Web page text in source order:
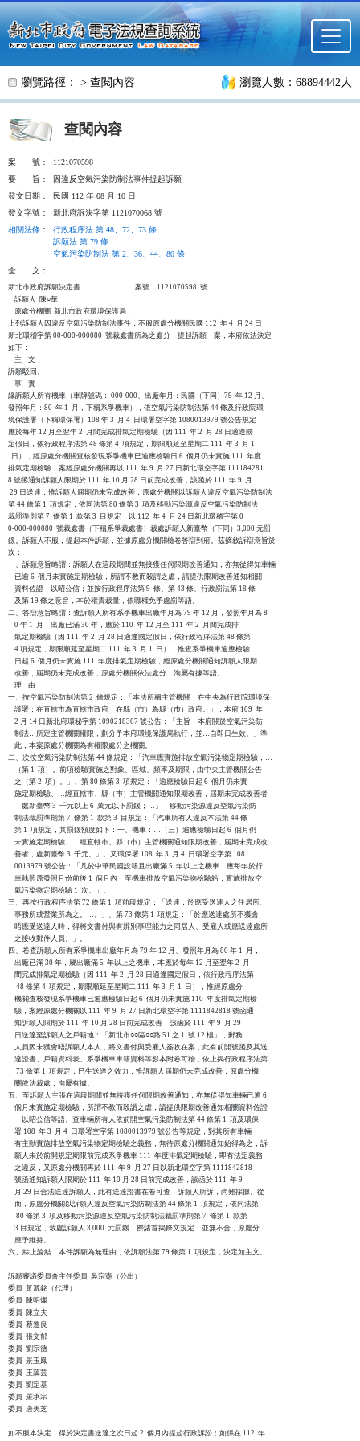
跳至主要內容
瀏覽路徑： > 查閱內容 瀏覽人數：68894442人
查閱內容
案 號：
1121070598
要
旨：
因違反空氣污染防制法事件提起訴願
發文日期：
民國 112 年 08 月 10 日
發文字號：
新北府訴決字第 1121070068 號
相關法條 ：
行政程序法 第 48、72、73 條
訴願法 第 79 條
空氣污染防制法 第 2、36、44、80 條
全
文：
新北市政府訴願決定書                                  案號：1121070598  號
    訴願人  陳○華
    原處分機關  新北市政府環境保護局
上列訴願人因違反空氣污染防制法事件，不服原處分機關民國 112  年 4  月 24 日
新北環稽字第 00-000-000080  號裁處書所為之處分，提起訴願一案，本府依法決定
如下：
    主    文
訴願駁回。
    事    實
緣訴願人所有機車（車牌號碼： 000-000、出廠年月：民國（下同）79  年 12 月、
發照年月：80  年 1  月，下稱系爭機車），依空氣污染防制法第 44 條及行政院環
境保護署（下稱環保署）108 年 3  月 4  日環署空字第 1080013979 號公告規定，
應於每年 12 月至翌年 2  月間完成排氣定期檢驗（因 111  年 2  月 28 日適逢國
定假日，依行政程序法第 48 條第 4  項規定，期限順延至星期二 111  年 3  月 1
  日），經原處分機關查核發現系爭機車已逾應檢驗日 6  個月仍未實施 111  年度
排氣定期檢驗，案經原處分機關再以 111  年 9  月 27 日新北環空字第 111184281
8 號函通知訴願人限期於 111  年 10 月 28 日前完成改善，該函於 111  年 9  月
29 日送達，惟訴願人屆期仍未完成改善，原處分機關以訴願人違反空氣污染防制法
第 44 條第 1  項規定，依同法第 80 條第 3  項及移動污染源違反空氣污染防制法
裁罰準則第 7  條第 1  款第 3  目規定，以 112  年 4  月 24 日新北環稽字第 0
0-000-000080  號裁處書（下稱系爭裁處書）裁處訴願人新臺幣（下同）3,000 元罰
鍰。訴願人不服，提起本件訴願，並據原處分機關檢卷答辯到府。茲摘敘訴辯意旨於
次：
一、訴願意旨略謂：訴願人在這段期間並無接獲任何限期改善通知，亦無從得知車輛
    已逾 6  個月未實施定期檢驗，所謂不教而殺謂之虐，請提供限期改善通知相關
    資料佐證，以昭公信；並按行政程序法第 9  條、第 43 條、行政罰法第 18 條
    及第 19 條之意旨，本於權責裁量，依職權免予處罰等語。
二、答辯意旨略謂：查訴願人所有系爭機車出廠年月為 79 年 12 月，發照年月為 8
    0 年 1  月，出廠已滿 30 年，應於 110  年 12 月至 111  年 2  月間完成排
    氣定期檢驗（因 111  年 2  月 28 日適逢國定假日，依行政程序法第 48 條第
    4 項規定，期限順延至星期二 111  年 3  月 1  日），惟查系爭機車逾應檢驗
    日起 6  個月仍未實施 111  年度排氣定期檢驗，經原處分機關通知訴願人限期
    改善，屆期仍未完成改善，原處分機關依法處分，洵屬有據等語。
    理    由
一、按空氣污染防制法第 2  條規定：「本法所稱主管機關：在中央為行政院環境保
    護署；在直轄市為直轄市政府；在縣（市）為縣（巿）政府。」，本府 109  年
    2 月 14 日新北府環秘字第 1090218367 號公告：「主旨：本府關於空氣污染防
    制法…所定主管機關權限，劃分予本府環境保護局執行，並…自即日生效。」準
    此，本案原處分機關為有權限處分之機關。
二、次按空氣污染防制法第 44 條規定：「汽車應實施排放空氣污染物定期檢驗，…
    （第 1  項）。前項檢驗實施之對象、區域、頻率及期限，由中央主管機關公告
    之（第 2  項）。」、第 80 條第 3  項規定：「逾應檢驗日起 6  個月仍未實
    施定期檢驗、…經直轄市、縣（巿）主管機關通知限期改善，屆期未完成改善者
    ，處新臺幣 3  千元以上 6  萬元以下罰鍰；…」，移動污染源違反空氣污染防
    制法裁罰準則第 7  條第 1  款第 3  目規定：「汽車所有人違反本法第 44 條
    第 1  項規定，其罰鍰額度如下：一、機車：…（三）逾應檢驗日起 6  個月仍
    未實施定期檢驗、…經直轄市、縣（巿）主管機關通知限期改善，屆期未完成改
    善者，處新臺幣 3  千元。」。又環保署 108  年 3  月 4  日環署空字第 108
    0013979 號公告：「凡於中華民國設籍且出廠滿 5  年以上之機車，應每年於行
    車執照原發照月份前後 1  個月內，至機車排放空氣污染物檢驗站，實施排放空
    氣污染物定期檢驗 1  次。」。
三、再按行政程序法第 72 條第 1  項前段規定：「送達，於應受送達人之住居所、
    事務所或營業所為之。…。」、第 73 條第 1  項規定：「於應送達處所不獲會
    晤應受送達人時，得將文書付與有辨別事理能力之同居人、受雇人或應送達處所
    之接收郵件人員。」。
四、卷查訴願人所有系爭機車出廠年月為 79 年 12 月、發照年月為 80 年 1  月，
    出廠已滿 30 年，屬出廠滿 5  年以上之機車，本應於每年 12 月至翌年 2  月
    間完成排氣定期檢驗（因 111  年 2  月 28 日適逢國定假日，依行政程序法第
     48 條第 4  項規定，期限順延至星期二 111  年 3  月 1  日），惟經原處分
    機關查核發現系爭機車已逾應檢驗日起 6  個月仍未實施 110  年度排氣定期檢
    驗，案經原處分機關以 111  年 9  月 27 日新北環空字第 1111842818 號函通
    知訴願人限期於 111  年 10 月 28 日前完成改善，該函於 111  年 9  月 29
    日送達至訴願人之戶籍地：「新北市○○區○○路 51 之 1  號 12 樓」，郵務
    人員因未獲會晤訴願人本人，將文書付與受雇人簽收在案，此有前開號函及其送
    達證書、戶籍資料表、系爭機車車籍資料等影本附卷可稽，依上揭行政程序法第
     73 條第 1  項規定，已生送達之效力，惟訴願人屆期仍未完成改善，原處分機
    關依法裁處，洵屬有據。
五、至訴願人主張在這段期間並無接獲任何限期改善通知，亦無從得知車輛已逾 6
    個月未實施定期檢驗，所謂不教而殺謂之虐，請提供限期改善通知相關資料佐證
    ，以昭公信等語。查車輛所有人依前開空氣污染防制法第 44 條第 1  項及環保
    署 108  年 3  月 4  日環署空字第 1080013979 號公告等規定，對其所有車輛
    有主動實施排放空氣污染物定期檢驗之義務，無待原處分機關通知始得為之，訴
    願人未於前開規定期限前完成系爭機車 111  年度排氣定期檢驗，即有法定義務
    之違反，又原處分機關再於 111  年 9  月 27 日以新北環空字第 1111842818
    號函通知訴願人限期於 111  年 10 月 28 日前完成改善，該函於 111  年 9
    月 29 日合法送達訴願人，此有送達證書在卷可查，訴願人所訴，尚難採據。從
    而，原處分機關以訴願人違反空氣污染防制法第 44 條第 1  項規定，依同法第
     80 條第 3  項及移動污染源違反空氣污染防制法裁罰準則第 7  條第 1  款第
    3 目規定，裁處訴願人 3,000  元罰鍰，揆諸首揭條文規定，並無不合，原處分
    應予維持。
六、綜上論結，本件訴願為無理由，依訴願法第 79 條第 1  項規定，決定如主文。
訴願審議委員會主任委員  吳宗憲（公出）
委員  黃源銘（代理）
委員  陳明燦
委員  陳立夫
委員  蔡進良
委員  張文郁
委員  劉宗德
委員  景玉鳳
委員  王藹芸
委員  劉定基
委員  羅承宗
委員  唐美芝
如不服本決定，得於決定書送達之次日起 2  個月內提起行政訴訟；如係在 112  年